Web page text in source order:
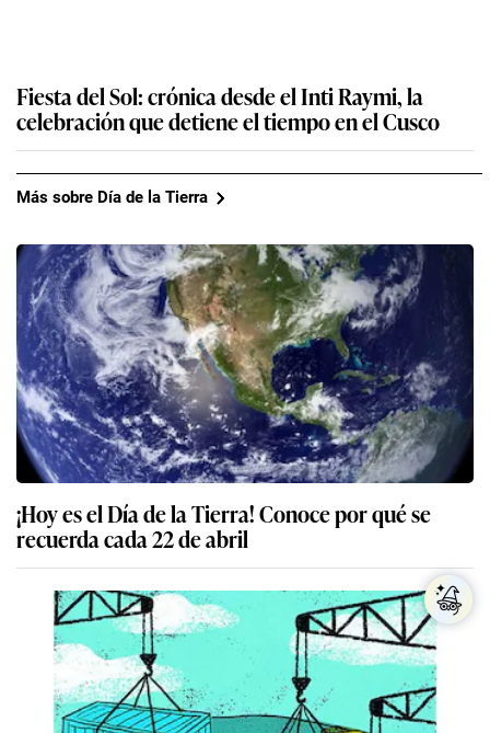
Fiesta del Sol: crónica desde el Inti Raymi, la
celebración que detiene el tiempo en el Cusco
Más sobre Día de la Tierra
¡Hoy es el Día de la Tierra! Conoce por qué se
recuerda cada 22 de abril